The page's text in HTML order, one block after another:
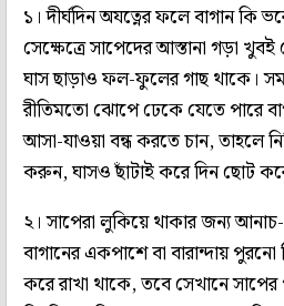
১। দীর্ঘদিন অযত্নের ফলে বাগান কি
সেক্ষেত্রে সাপেদের আস্তানা গড়া
ঘাস ছাড়াও ফল-ফুলের গাছ থাকে।
রীতিমতো ঝোপে ঢেকে যেতে পারে
আসা-যাওয়া বন্ধ করতে চান, তাহলে
করুন, ঘাসও ছাঁটাই করে দিন ছোট
২। সাপেরা লুকিয়ে থাকার জন্য
বাগানের একপাশে বা বারান্দায় পুরনো
করে রাখা থাকে, তবে সেখানে